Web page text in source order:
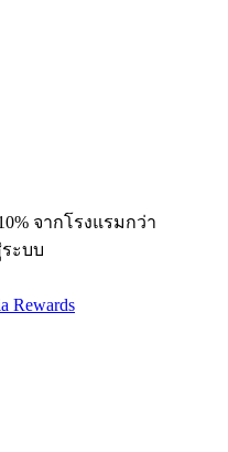
จากโรงแรมกว่า
ระบบ
Rewards